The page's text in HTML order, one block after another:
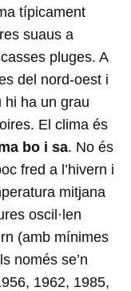
típicament
suaus a
pluges. A
del nord-oest i
hi ha un grau
El clima és
bo i sa. No és
fred a l’hivern i
mitjana
oscil·len
(amb mínimes
només se’n
1962, 1985,